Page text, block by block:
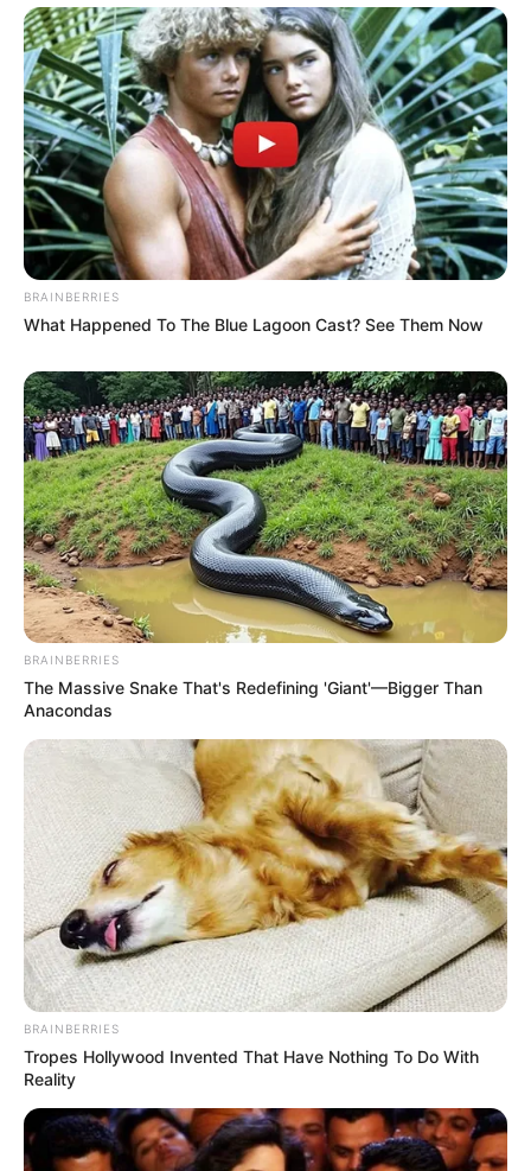
BRAINBERRIES
What Happened To The Blue Lagoon Cast? See Them Now
BRAINBERRIES
The Massive Snake That's Redefining 'Giant'—Bigger Than
Anacondas
BRAINBERRIES
Tropes Hollywood Invented That Have Nothing To Do With
Reality